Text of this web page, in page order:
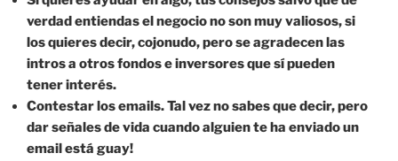
verdad entiendas el negocio no son muy valiosos, si
los quieres decir, cojonudo, pero se agradecen las
intros a otros fondos e inversores que sí pueden
tener interés.
Contestar los emails. Tal vez no sabes que decir, pero
dar señales de vida cuando alguien te ha enviado un
email está guay!